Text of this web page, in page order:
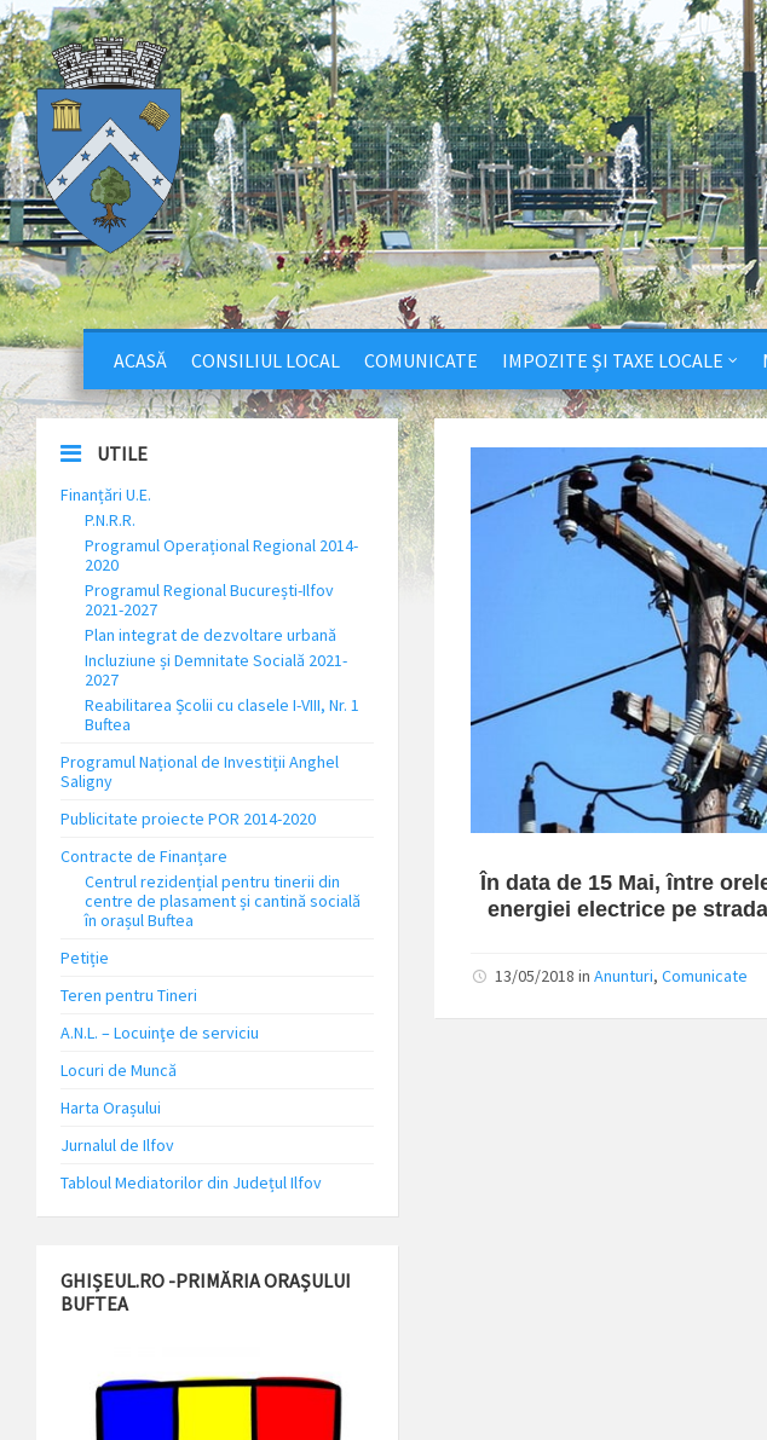
ACASĂ CONSILIUL LOCAL COMUNICATE IMPOZITE ȘI TAXE LOCALE
În data de 15 Mai, între
energiei electrice pe
13/05/2018 in Anunturi, Comunicate
UTILE
Finanțări U.E.
P.N.R.R.
Programul Operațional Regional 2014-
2020
Programul Regional București-Ilfov
2021-2027
Plan integrat de dezvoltare urbană
Incluziune și Demnitate Socială 2021-
2027
Reabilitarea Școlii cu clasele I-VIII, Nr. 1
Buftea
Programul Național de Investiții Anghel
Saligny
Publicitate proiecte POR 2014-2020
Contracte de Finanțare
Centrul rezidențial pentru tinerii din
centre de plasament și cantină socială
în orașul Buftea
Petiție
Teren pentru Tineri
A.N.L. – Locuinţe de serviciu
Locuri de Muncă
Harta Orașului
Jurnalul de Ilfov
Tabloul Mediatorilor din Județul Ilfov
GHIȘEUL.RO -PRIMĂRIA ORAȘULUI
BUFTEA